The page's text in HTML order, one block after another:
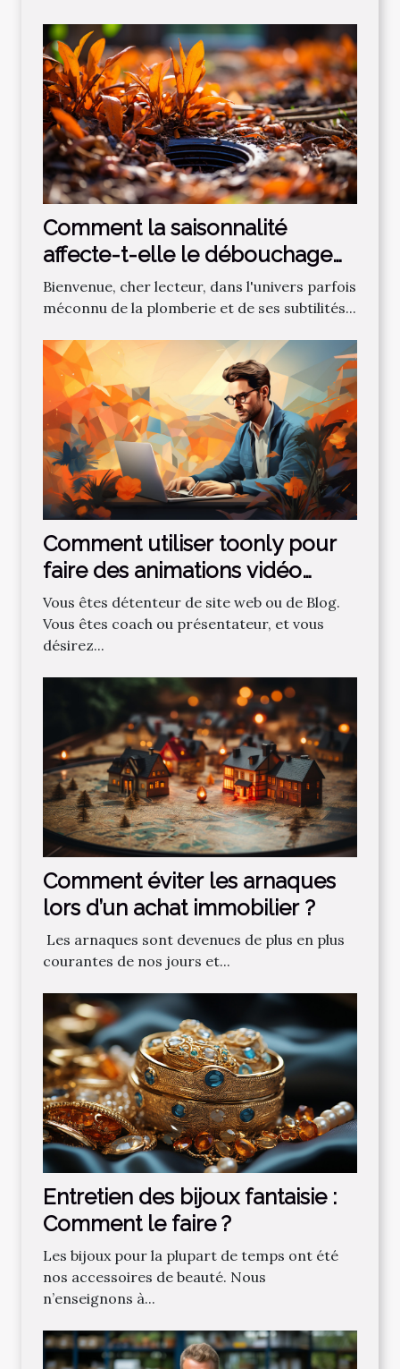
Comment la saisonnalité
affecte-t-elle le débouchage
des canalisations?
Bienvenue, cher lecteur, dans l'univers parfois
méconnu de la plomberie et de ses subtilités...
Comment utiliser toonly pour
faire des animations vidéo
professionnelles ?
Vous êtes détenteur de site web ou de Blog.
Vous êtes coach ou présentateur, et vous
désirez...
Comment‌ ‌éviter‌ ‌les‌ ‌arnaques‌
‌lors‌ ‌d’un‌ ‌achat‌ ‌immobilier ?‌ ‌
‌ Les‌ ‌arnaques‌ ‌sont‌ ‌devenues‌ ‌de‌ ‌plus‌ ‌en‌ ‌plus‌
‌courantes‌ ‌de‌ ‌nos‌ ‌jours‌ ‌et‌...
Entretien des bijoux fantaisie :
Comment le faire ?
Les bijoux pour la plupart de temps ont été
nos accessoires de beauté. Nous
n’enseignons à...